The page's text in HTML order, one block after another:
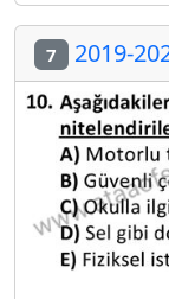
7 2019-